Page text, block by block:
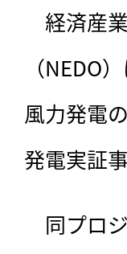
経済産
（NEDO
風力発電
発電実証
同プロジ